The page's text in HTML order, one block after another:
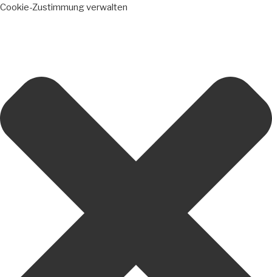
Cookie-Zustimmung verwalten